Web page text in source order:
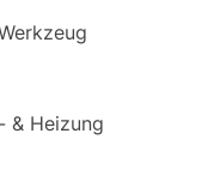
& Heizung